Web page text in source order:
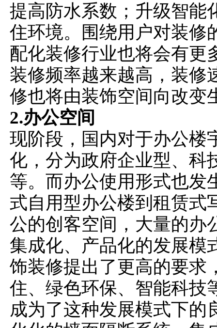
提高防水系数；升级智能
住环境。围绕用户对装修
配化装修行业也将会有更
装修频率越来越高，装修
修也将由装饰空间向改
2.办公空间
现阶段，国内对于办公楼
化，分为政府企业型、科
等。而办公使用形式也发
式自用型办公楼到租赁式
公的创客空间，大量的办
集成化、产品化的发展模
饰装修提出了更高的要求
住、绿色环保、智能科技
成为了这种发展模式下的